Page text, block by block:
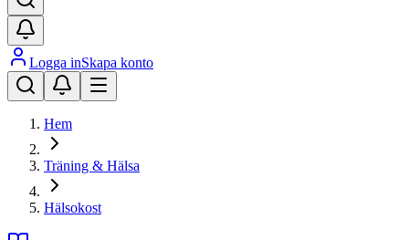
Logga inSkapa konto
Hem
Träning & Hälsa
Hälsokost